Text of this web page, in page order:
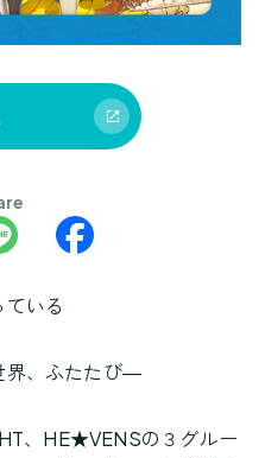
いる
界、ふたたび―
、HE★VENSの３グルー